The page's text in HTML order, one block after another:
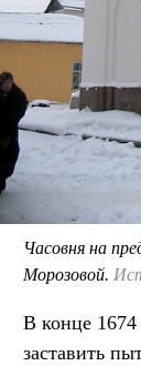
Часовня на
Морозовой.
В конце 1674
заставить